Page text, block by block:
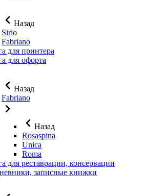
Назад
Sirio
Fabriano
для принтера
для офорта
Назад
Fabriano
Назад
Rosaspina
Unica
Roma
для реставрации, консервации
записные книжки